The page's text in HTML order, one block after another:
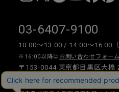
03-6407-9100
10:00〜13:00 / 14:00〜16:00（
※16:00以降は お問い合わせフォーム
〒153-0044 東京都目黒区大橋